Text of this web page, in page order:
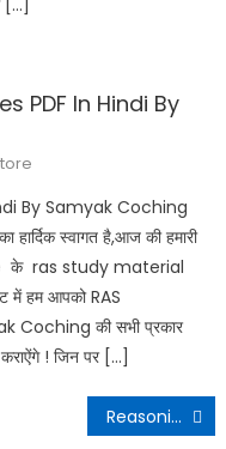
[…]
PDF In Hindi By
By Samyak Coching
स्वागत है,आज की हमारी
के ras study material
में हम आपको RAS
की सभी प्रकार
! जिन पर […]
Reasoning Handwritten Notes By Gyan Singh Meena